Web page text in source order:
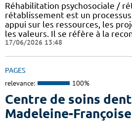
Réhabilitation psychosociale /
rétablissement est un
appui sur les ressources, les
les valeurs. Il se réfère à la
17/06/2026 13:48
PAGES
relevance: 100%
Centre de soins
Madeleine-